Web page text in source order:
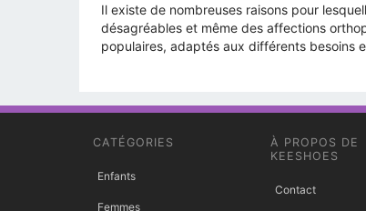
Il existe de nombreuses raisons pour
désagréables et même des affections
populaires, adaptés aux différents besoins
CATÉGORIES
Enfants
Femmes
À PROPOS DE
KEESHOES
Contact